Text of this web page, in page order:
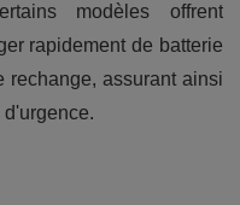
modèles offrent
rapidement de batterie
rechange, assurant ainsi